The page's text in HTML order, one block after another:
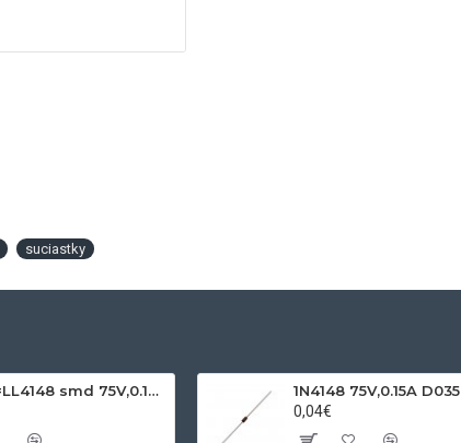
suciastky
1N4148 =LL4148 smd 75V,0.15A SOD80C
1N4148 75V,0.15A D035
0,04€